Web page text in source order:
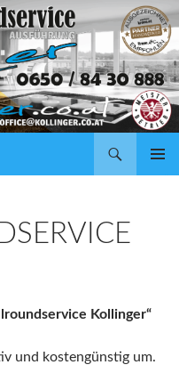
Kollinger“
und kostengünstig um.